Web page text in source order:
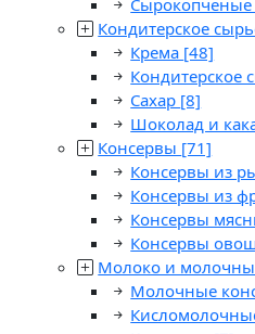
Сырокопченые
Кондитерское
Крема [48]
Кондитерское
Сахар [8]
Шоколад и
Консервы [71]
Консервы из
Консервы из
Консервы
Консервы
Молоко и
Молочные